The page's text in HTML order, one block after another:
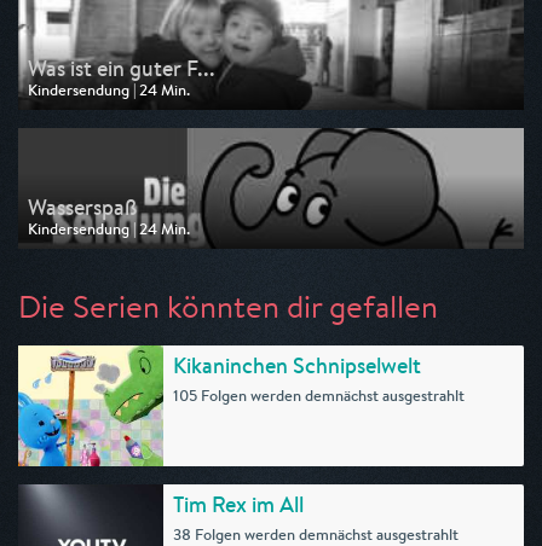
Was ist ein guter F...
Kindersendung | 24 Min.
Ausgestrahlt von KiKA
am 30.07.2026, 06:55
Wasserspaß
Kindersendung | 24 Min.
Ausgestrahlt von KiKA
Die Serien könnten dir gefallen
Kikaninchen Schnipselwelt
105 Folgen werden demnächst ausgestrahlt
Tim Rex im All
38 Folgen werden demnächst ausgestrahlt